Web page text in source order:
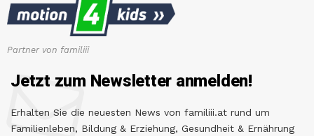
Partner von familiii
Jetzt zum Newsletter anmelden!
Erhalten Sie die neuesten News von familiii.at rund um
Familienleben, Bildung & Erziehung, Gesundheit & Ernährung